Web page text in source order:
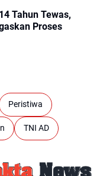
Tahun Tewas,
Proses
Peristiwa
TNI AD